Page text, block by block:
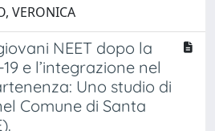
VERONICA
NEET dopo la
e l’integrazione nel
Uno studio di
Comune di Santa